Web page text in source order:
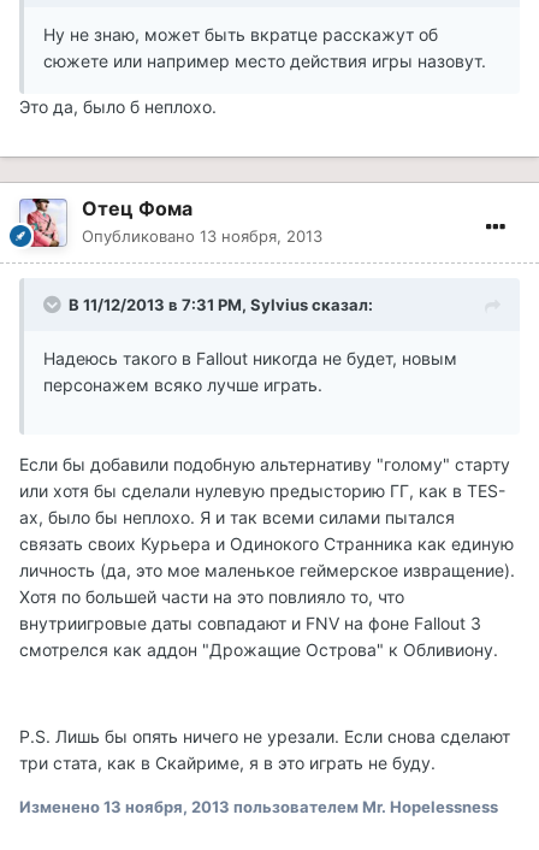
Ну не знаю, может быть вкратце расскажут об
сюжете или например место действия игры назовут.
Это да, было б неплохо.
Отец Фома
Опубликовано 13 ноября, 2013
В 11/12/2013 в 7:31 PM, Sylvius сказал:
Надеюсь такого в Fallout никогда не будет, новым
персонажем всяко лучше играть.
Если бы добавили подобную альтернативу "голому" старту
или хотя бы сделали нулевую предысторию ГГ, как в TES-
ах, было бы неплохо. Я и так всеми силами пытался
связать своих Курьера и Одинокого Странника как единую
личность (да, это мое маленькое геймерское извращение).
Хотя по большей части на это повлияло то, что
внутриигровые даты совпадают и FNV на фоне Fallout 3
смотрелся как аддон "Дрожащие Острова" к Обливиону.
P.S. Лишь бы опять ничего не урезали. Если снова сделают
три стата, как в Скайриме, я в это играть не буду.
Изменено13 ноября, 2013 пользователем Mr. Hopelessness